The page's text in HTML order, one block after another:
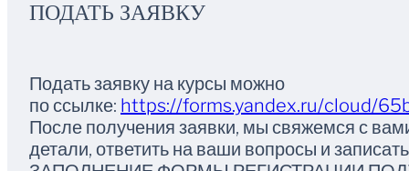
ПОДАТЬ ЗАЯВКУ
Подать заявку на курсы можно
по ссылке: https://forms.yandex.ru/cloud/
После получения заявки, мы свяжемся с
детали, ответить на ваши вопросы и